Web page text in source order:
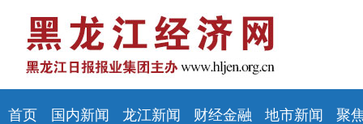
首页 国内新闻 龙江新闻 财经金融 地市新闻 聚